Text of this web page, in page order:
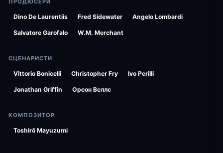
ПРОДЮСЕРИ
Dino De Laurentiis Fred Sidewater Angelo Lombardi
Salvatore Garofalo W.M. Merchant
СЦЕНАРИСТИ
Vittorio Bonicelli Christopher Fry Ivo Perilli
Jonathan Griffin Орсон Веллс
КОМПОЗИТОР
Toshirō Mayuzumi